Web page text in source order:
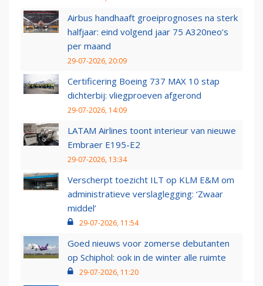
Airbus handhaaft groeiprognoses na sterk
halfjaar: eind volgend jaar 75 A320neo’s
per maand
29-07-2026, 20:09
Certificering Boeing 737 MAX 10 stap
dichterbij: vliegproeven afgerond
29-07-2026, 14:09
LATAM Airlines toont interieur van nieuwe
Embraer E195-E2
29-07-2026, 13:34
Verscherpt toezicht ILT op KLM E&M om
administratieve verslaglegging: ‘Zwaar
middel’
29-07-2026, 11:54
Goed nieuws voor zomerse debutanten
op Schiphol: ook in de winter alle ruimte
29-07-2026, 11:20